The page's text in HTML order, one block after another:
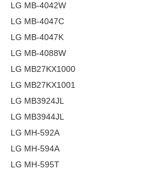
LG MB-4042W
LG MB-4047C
LG MB-4047K
LG MB-4088W
LG MB27KX1000
LG MB27KX1001
LG MB3924JL
LG MB3944JL
LG MH-592A
LG MH-594A
LG MH-595T